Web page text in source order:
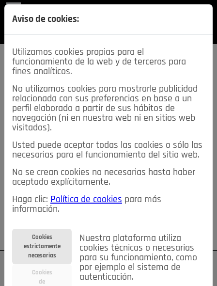
SECCIONES
descarga esta
REVISTA
≡NOTICIAS
NOTICIAS SERVICIOS DE INTERÉS
TABLÓN DE ANUNCIOS MIS ANUNCIOS CONTACTO
NOSOTROS
Su cuenta Regístrese ¿Olvidó su contraseña?
Aviso de cookies:
Utilizamos cookies propias para el
funcionamiento de la web y de terceros para
fines analíticos.
No utilizamos cookies para mostrarle publicidad
relacionada con sus preferencias en base a un
perfil elaborado a partir de sus hábitos de
navegación (ni en nuestra web ni en sitios web
visitados).
Usted puede aceptar todas las cookies o sólo las
necesarias para el funcionamiento del sitio web.
No se crean cookies no necesarias hasta haber
aceptado explícitamente.
Haga clic: Política de cookies para más
información.
Cookies
estrictamente
necesarias
Cookies
de
Nuestra plataforma utiliza
cookies técnicas o necesarias
para su funcionamiento, como
por ejemplo el sistema de
autenticación.